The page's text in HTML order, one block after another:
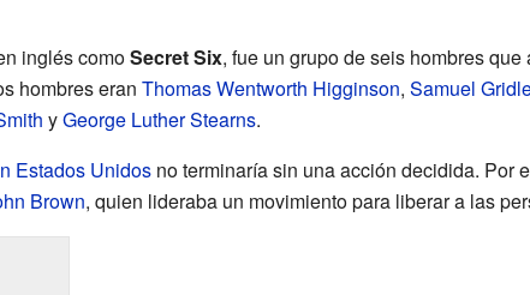
inglés comoSecret Six, fue un grupo de seis hombres
hombres eran Thomas Wentworth Higginson, Samuel
yGeorge Luther Stearns.
Estados Unidosno terminaría sin una acción decidida. Por
Brown, quien lideraba un movimiento para liberar a las